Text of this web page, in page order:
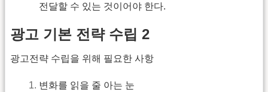
전달할 수 있는 것이어야 한다.
광고 기본 전략 수립 2
광고전략 수립을 위해 필요한 사항
변화를 읽을 줄 아는 눈